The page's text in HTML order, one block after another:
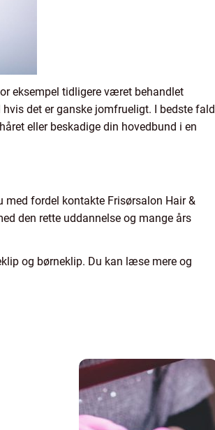
eksempel tidligere været behandlet
det er ganske jomfrueligt. I bedste fald
eller beskadige din hovedbund i en
fordel kontakte Frisørsalon Hair &
den rette uddannelse og mange års
og børneklip. Du kan læse mere og